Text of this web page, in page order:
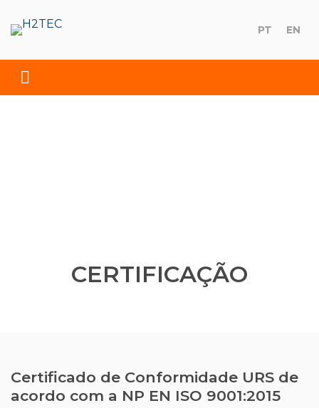
to
H2TEC PT EN
CERTIFICAÇÃO
Certificado de Conformidade URS de
acordo com a NP EN ISO 9001:2015